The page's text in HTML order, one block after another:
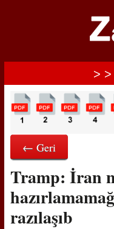
>
← Geri
Tramp: İran
razılaşıb